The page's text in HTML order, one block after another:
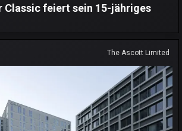
Classic feiert sein 15-jähriges
The Ascott Limited